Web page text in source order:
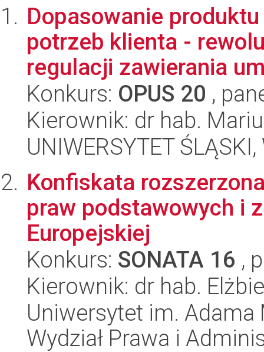
Dopasowanie
potrzeb klienta -
regulacji zawierania
Konkurs: OPUS 20 ,
Kierownik: dr hab.
UNIWERSYTET
Konfiskata
praw podstawowych i
Europejskiej
Konkurs: SONATA 16 ,
Kierownik: dr hab.
Uniwersytet im.
Wydział Prawa i